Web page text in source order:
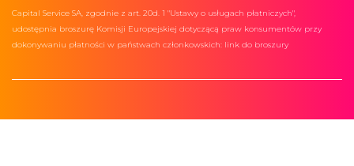
Capital Service SA, zgodnie z art. 20d. 1 "Ustawy o usługach płatniczych",
udostępnia broszurę Komisji Europejskiej dotyczącą praw konsumentów przy
dokonywaniu płatności w państwach członkowskich: link do broszury